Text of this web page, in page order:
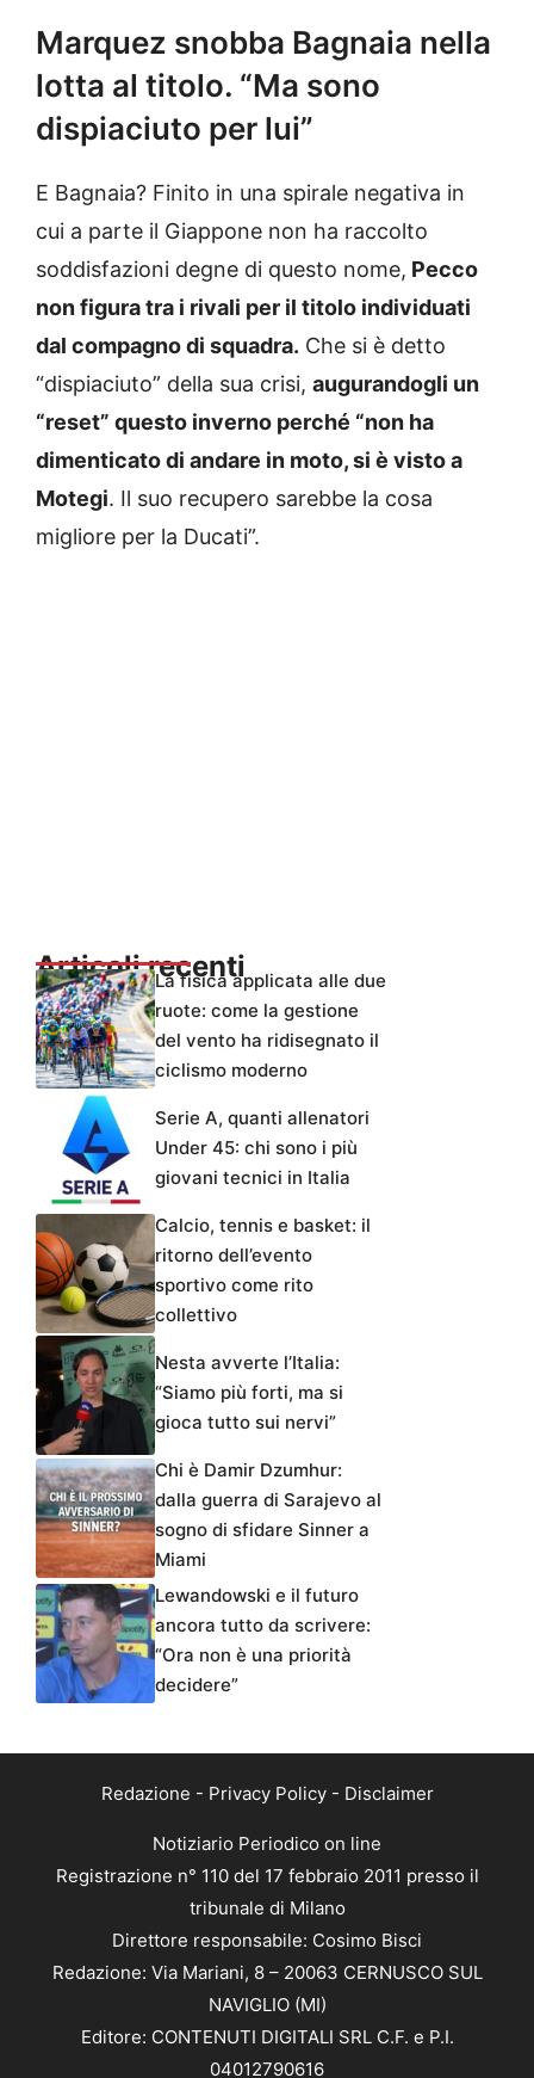
Marquez snobba Bagnaia nella
lotta al titolo. “Ma sono
dispiaciuto per lui”
E Bagnaia? Finito in una spirale negativa in
cui a parte il Giappone non ha raccolto
soddisfazioni degne di questo nome, Pecco
non figura tra i rivali per il titolo individuati
dal compagno di squadra. Che si è detto
“dispiaciuto” della sua crisi, augurandogli un
“reset” questo inverno perché “non ha
dimenticato di andare in moto, si è visto a
Motegi. Il suo recupero sarebbe la cosa
migliore per la Ducati”.
Articoli recentiLa fisica applicata alle due
ruote: come la gestione
del vento ha ridisegnato il
ciclismo moderno
Serie A, quanti allenatori
Under 45: chi sono i più
giovani tecnici in Italia
Calcio, tennis e basket: il
ritorno dell’evento
sportivo come rito
collettivo
Nesta avverte l’Italia:
“Siamo più forti, ma si
gioca tutto sui nervi”
Chi è Damir Dzumhur:
dalla guerra di Sarajevo al
sogno di sfidare Sinner a
Miami
Lewandowski e il futuro
ancora tutto da scrivere:
“Ora non è una priorità
decidere”
Redazione - Privacy Policy- Disclaimer
Notiziario Periodico on line
Registrazione n° 110 del 17 febbraio 2011 presso il
tribunale di Milano
Direttore responsabile: Cosimo Bisci
Redazione: Via Mariani, 8 – 20063 CERNUSCO SUL
NAVIGLIO (MI)
Editore: CONTENUTI DIGITALI SRL C.F. e P.I.
04012790616